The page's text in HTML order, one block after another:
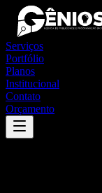
Serviços
Portfólio
Planos
Institucional
Contato
Orçamento